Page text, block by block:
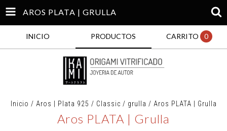
AROS PLATA | GRULLA
INICIO PRODUCTOS CARRITO 0
Inicio / Aros | Plata 925 / Classic / grulla / Aros PLATA | Grulla
Aros PLATA | Grulla